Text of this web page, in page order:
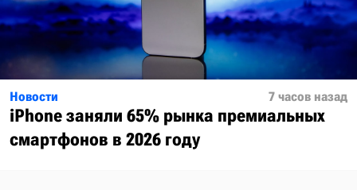
Новости 7 часов назад
iPhone заняли 65% рынка премиальных
смартфонов в 2026 году